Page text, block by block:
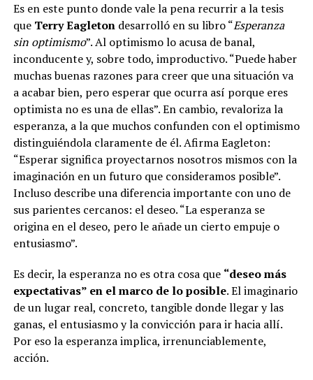
Es en este punto donde vale la pena recurrir a la tesis
que Terry Eagletondesarrolló en su libro “Esperanza
sin optimismo”. Al optimismo lo acusa de banal,
inconducente y, sobre todo, improductivo. “Puede haber
muchas buenas razones para creer que una situación va
a acabar bien, pero esperar que ocurra así porque eres
optimista no es una de ellas”. En cambio, revaloriza la
esperanza, a la que muchos confunden con el optimismo
distinguiéndola claramente de él. Afirma Eagleton:
“Esperar significa proyectarnos nosotros mismos con la
imaginación en un futuro que consideramos posible”.
Incluso describe una diferencia importante con uno de
sus parientes cercanos: el deseo. “La esperanza se
origina en el deseo, pero le añade un cierto empuje o
entusiasmo”.
Es decir, la esperanza no es otra cosa que “deseo más
expectativas” en el marco de lo posible. El imaginario
de un lugar real, concreto, tangible donde llegar y las
ganas, el entusiasmo y la convicción para ir hacia allí.
Por eso la esperanza implica, irrenunciablemente,
acción.